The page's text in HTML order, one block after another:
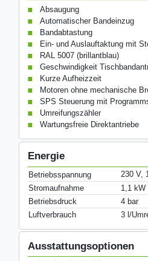
Absaugung
Automatischer Bandeinzug
Bandabtastung
Ein- und Auslauftaktung mit
RAL 5007 (brillantblau)
Geschwindigkeit
Kurze Aufheizzeit
Motoren ohne mechanische
SPS Steuerung mit
Umreifungszähler
Wartungsfreie Direktantriebe
Energie
Betriebsspannung
230 V,
Stromaufnahme
1,1 kW
Betriebsdruck
4 bar
Luftverbrauch
3 l/
Ausstattungsoptionen